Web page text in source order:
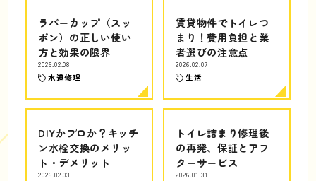
ラバーカップ（スッ
ポン）の正しい使い
方と効果の限界
2026.02.08
水道修理
賃貸物件でトイレつ
まり！費用負担と業
者選びの注意点
2026.02.07
生活
DIYかプロか？キッチ
ン水栓交換のメリッ
ト・デメリット
2026.02.03
トイレ詰まり修理後
の再発、保証とアフ
ターサービス
2026.01.31